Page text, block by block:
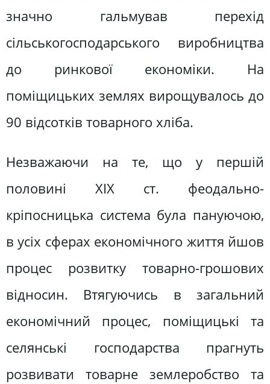
значно гальмував перехід
сільськогосподарського виробництва
до ринкової економіки. На
поміщицьких землях вирощувалось до
90 відсотків товарного хліба.
Незважаючи на те, що у першій
половині XIX ст. феодально-
кріпосницька система була пануючою,
в усіх сферах економічного життя йшов
процес розвитку товарно-грошових
відносин. Втягуючись в загальний
економічний процес, поміщицькі та
селянські господарства прагнуть
розвивати товарне землеробство та